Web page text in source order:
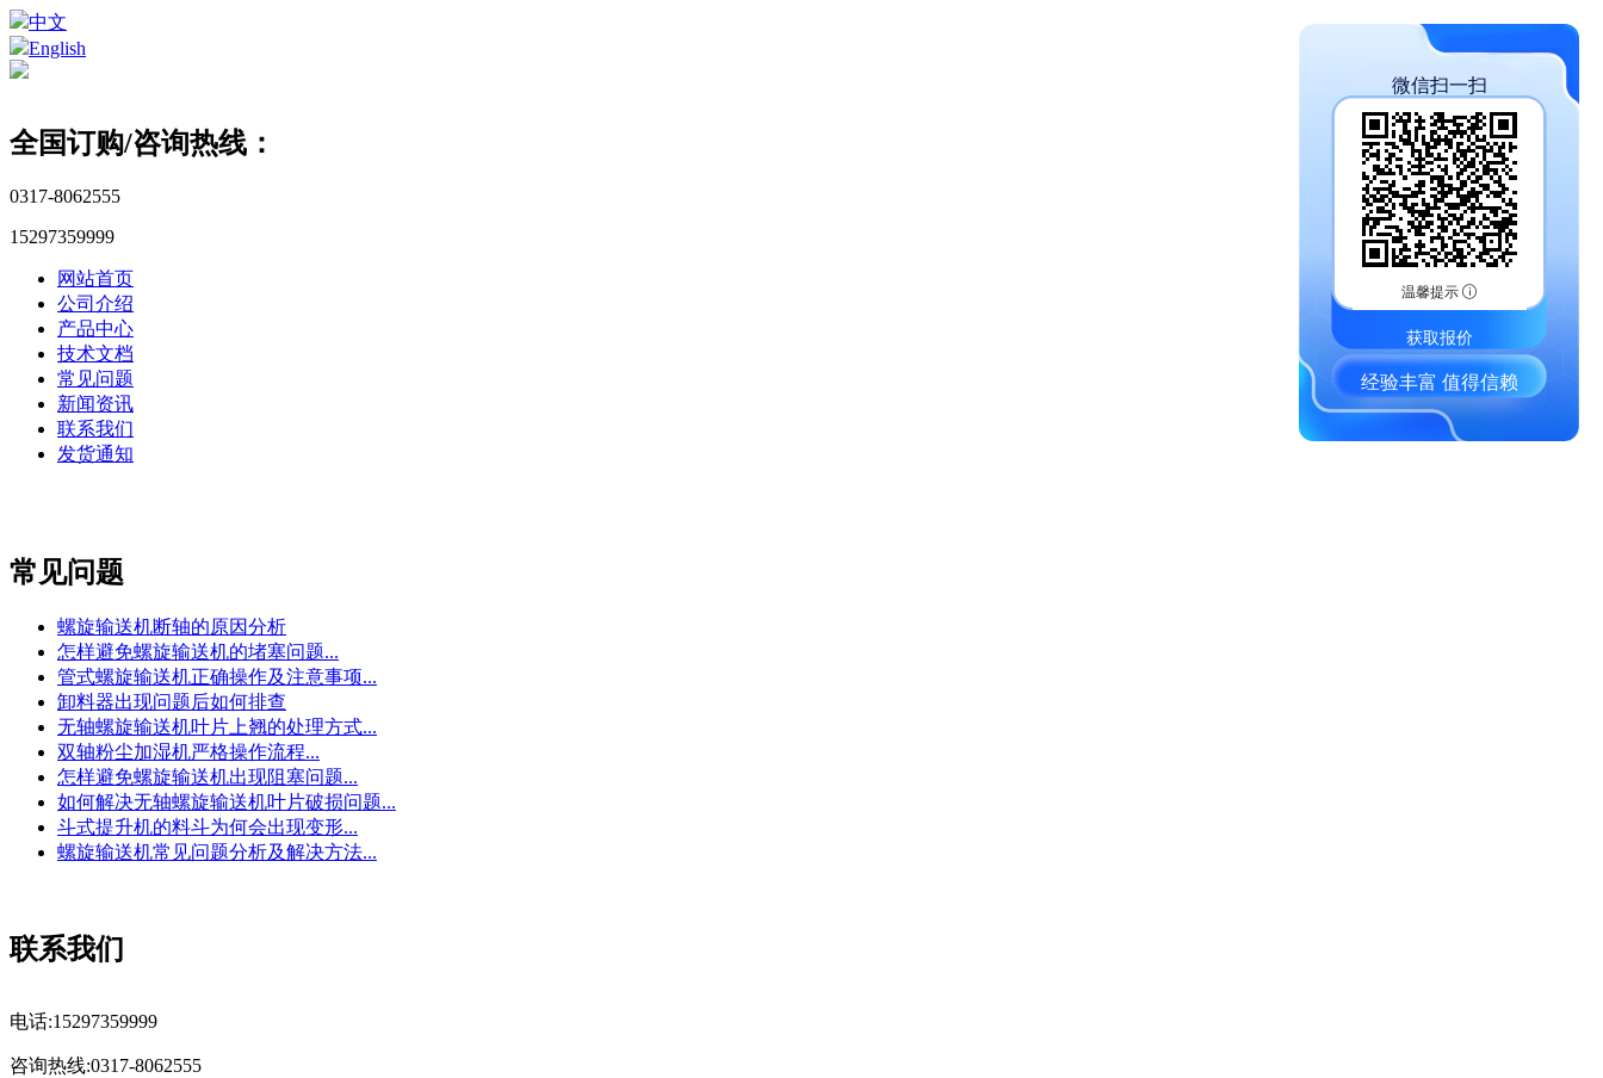
中文
English
全国订购/咨询热线：
0317-8062555
15297359999
网站首页
公司介绍
产品中心
技术文档
常见问题
新闻资讯
联系我们
发货通知
常见问题
螺旋输送机断轴的原因分析
怎样避免螺旋输送机的堵塞问题...
管式螺旋输送机正确操作及注意事项...
卸料器出现问题后如何排查
无轴螺旋输送机叶片上翘的处理方式...
双轴粉尘加湿机严格操作流程...
怎样避免螺旋输送机出现阻塞问题...
如何解决无轴螺旋输送机叶片破损问题...
斗式提升机的料斗为何会出现变形...
螺旋输送机常见问题分析及解决方法...
联系我们
电话:15297359999
咨询热线:0317-8062555